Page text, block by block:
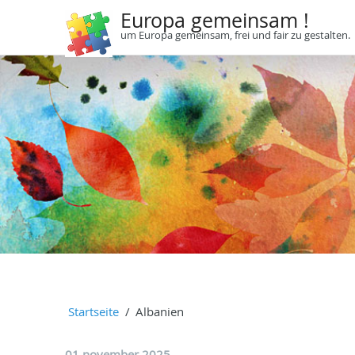
Europa gemeinsam !
um Europa gemeinsam, frei und fair zu gestalten.
Startseite Albanien